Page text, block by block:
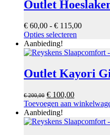
Deze
kan
gekozen
op
Outlet
€ 60,00 - € 115,00
€ 115,00
Opties selecteren
heeft
variaties.
Deze
gekozen
op
Aanbieding!
Outlet Kayori
€200,00 Oorspronkelijke
prijs
was:
€ 200,00.
€ 100,00Huidige
prijs
€ 100,00.
Toevoegen aan
Aanbieding!